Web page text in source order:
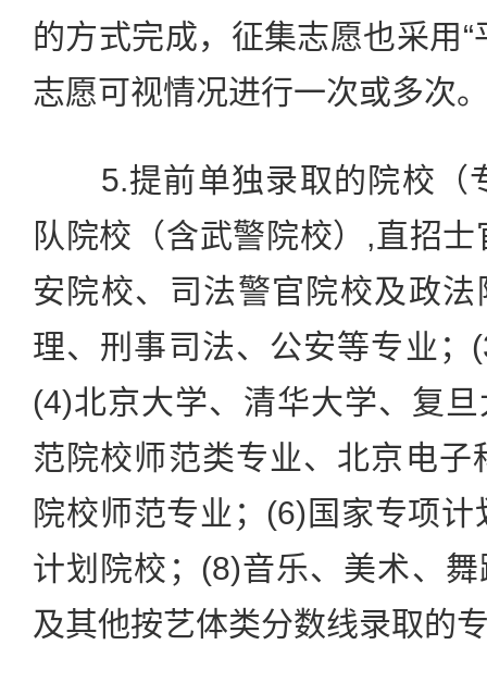
的方式完成，征集志愿也采用
志愿可视情况进行一次或多次
5.提前单独录取的院校（
队院校（含武警院校）,直招
安院校、司法警官院校及政
理、刑事司法、公安等专业；
(4)北京大学、清华大学、复
范院校师范类专业、北京电子
院校师范专业；(6)国家专项
计划院校；(8)音乐、美术、
及其他按艺体类分数线录取的